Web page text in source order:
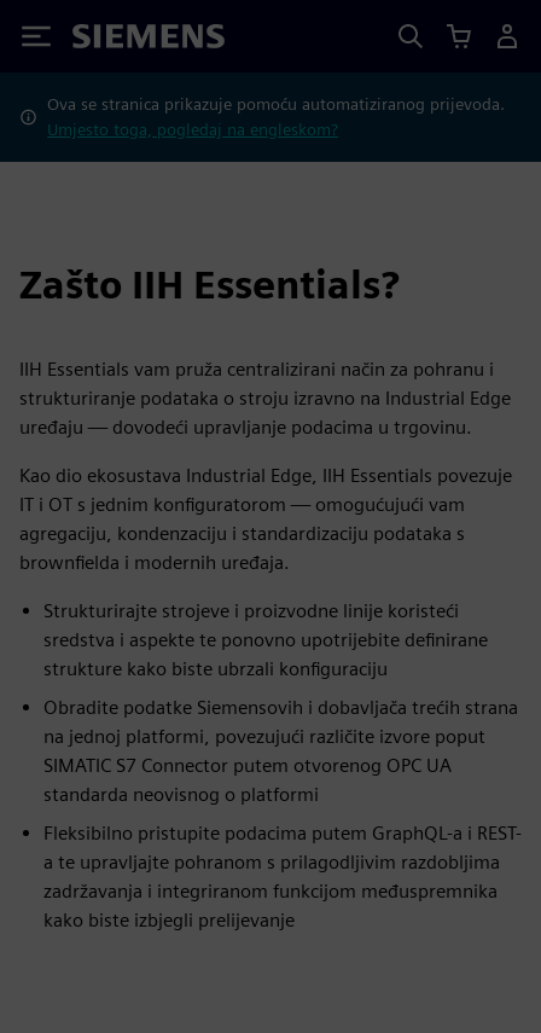
Siemens
Ova se stranica prikazuje pomoću automatiziranog prijevoda.
Umjesto toga, pogledaj na engleskom?
Zašto IIH Essentials?
IIH Essentials vam pruža centralizirani način za pohranu i
strukturiranje podataka o stroju izravno na Industrial Edge
uređaju — dovodeći upravljanje podacima u trgovinu.
Kao dio ekosustava Industrial Edge, IIH Essentials povezuje
IT i OT s jednim konfiguratorom — omogućujući vam
agregaciju, kondenzaciju i standardizaciju podataka s
brownfielda i modernih uređaja.
Strukturirajte strojeve i proizvodne linije koristeći
sredstva i aspekte te ponovno upotrijebite definirane
strukture kako biste ubrzali konfiguraciju
Obradite podatke Siemensovih i dobavljača trećih strana
na jednoj platformi, povezujući različite izvore poput
SIMATIC S7 Connector putem otvorenog OPC UA
standarda neovisnog o platformi
Fleksibilno pristupite podacima putem GraphQL-a i REST-
a te upravljajte pohranom s prilagodljivim razdobljima
zadržavanja i integriranom funkcijom međuspremnika
kako biste izbjegli prelijevanje